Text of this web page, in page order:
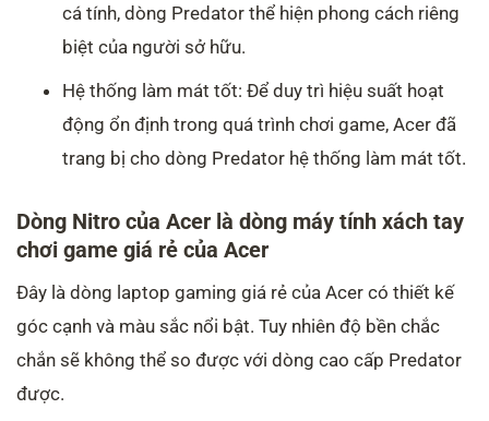
cá tính, dòng Predator thể hiện phong cách riêng
biệt của người sở hữu.
Hệ thống làm mát tốt: Để duy trì hiệu suất hoạt
động ổn định trong quá trình chơi game, Acer đã
trang bị cho dòng Predator hệ thống làm mát tốt.
Dòng Nitro của Acer là dòng máy tính xách tay
chơi game giá rẻ của Acer
Đây là dòng laptop gaming giá rẻ của Acer có thiết kế
góc cạnh và màu sắc nổi bật. Tuy nhiên độ bền chắc
chắn sẽ không thể so được với dòng cao cấp Predator
được.